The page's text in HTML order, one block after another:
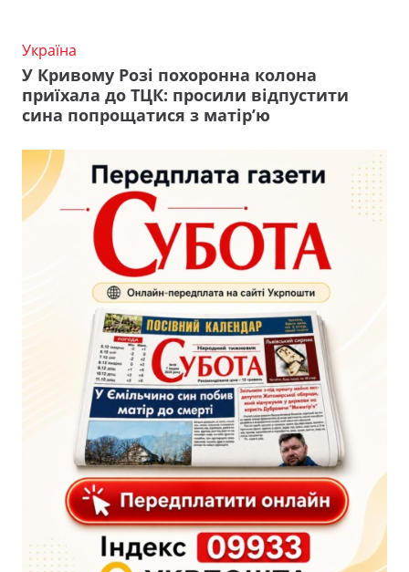
Україна
У Кривому Розі похоронна колона
приїхала до ТЦК: просили відпустити
сина попрощатися з матір’ю